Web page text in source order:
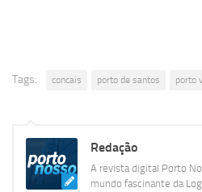
Tags: concais porto de santos porto
Redação
A revista digital Porto
mundo fascinante da